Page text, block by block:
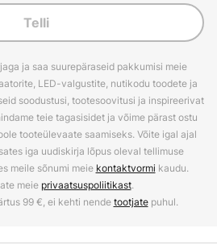
Telli
ja saa suurepäraseid pakkumisi meie
LED-valgustite, nutikodu toodete ja
soodustusi, tootesoovitusi ja inspireerivat
teie tagasisidet ja võime pärast ostu
tooteülevaate saamiseks. Võite igal ajal
iga uudiskirja lõpus oleval tellimuse
meile sõnumi meie kontaktvormi kaudu.
meie privaatsuspoliitikast.
99 €, ei kehti nendetootjatepuhul.